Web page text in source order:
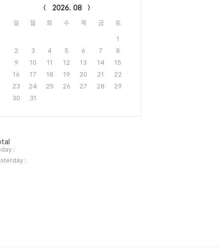
2026. 08
일 월 화 수 목 금 토
1
2
3 4 5 6 7
8
9
10 11 12 13 14
15
16
17 18 19 20 21
22
23
24 25 26 27 28
29
30
31
:
: